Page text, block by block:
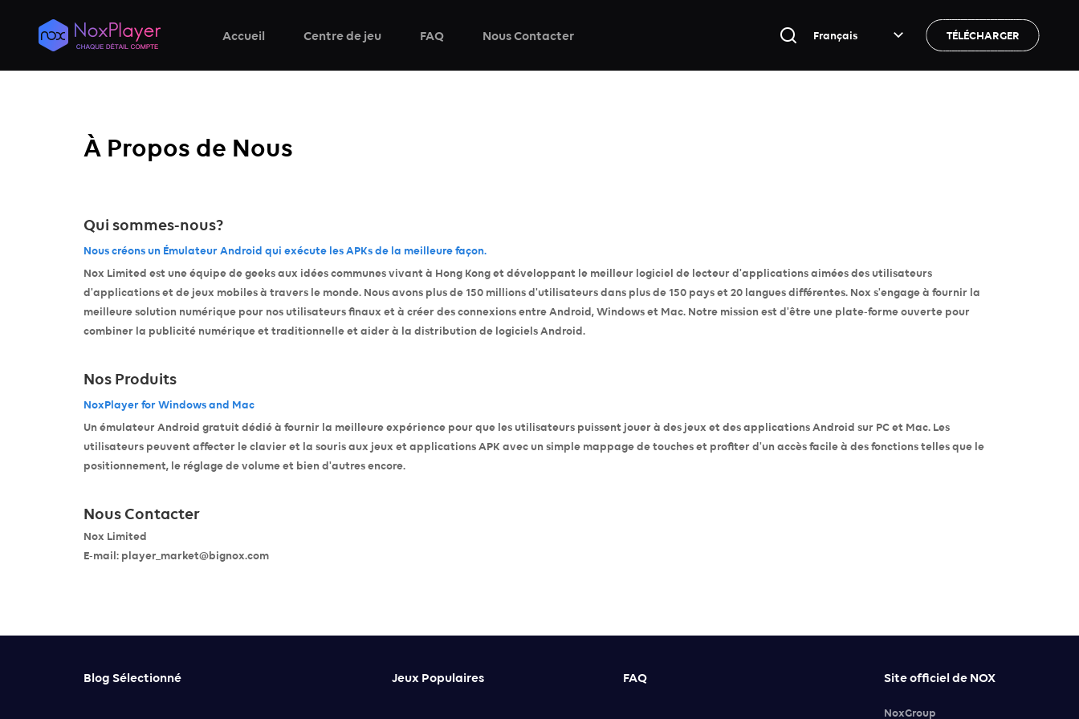
Accueil Centre de jeu FAQ Nous Contacter Français TÉLÉCHARGER
À Propos de Nous
Qui sommes-nous?
Nous créons un Émulateur Android qui exécute les APKs de la meilleure façon.
Nox Limited est une équipe de geeks aux idées communes vivant à Hong Kong et développant le meilleur logiciel de lecteur d'applications aimées des utilisateurs
d'applications et de jeux mobiles à travers le monde. Nous avons plus de 150 millions d'utilisateurs dans plus de 150 pays et 20 langues différentes. Nox s'engage à fournir la
meilleure solution numérique pour nos utilisateurs finaux et à créer des connexions entre Android, Windows et Mac. Notre mission est d'être une plate-forme ouverte pour
combiner la publicité numérique et traditionnelle et aider à la distribution de logiciels Android.
Nos Produits
NoxPlayer for Windows and Mac
Un émulateur Android gratuit dédié à fournir la meilleure expérience pour que les utilisateurs puissent jouer à des jeux et des applications Android sur PC et Mac. Les
utilisateurs peuvent affecter le clavier et la souris aux jeux et applications APK avec un simple mappage de touches et profiter d'un accès facile à des fonctions telles que le
positionnement, le réglage de volume et bien d'autres encore.
Nous Contacter
Nox Limited
E-mail: player_market@bignox.com
Blog Sélectionné Jeux Populaires FAQ Site officiel de NOX
NoxGroup